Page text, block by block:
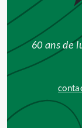
60 ans de